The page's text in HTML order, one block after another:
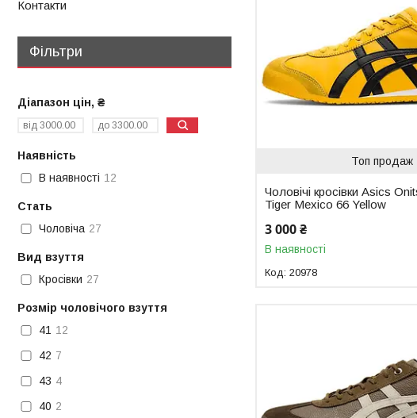
Топ продаж
Чоловічі кросівки Asics
Tiger Mexico 66 Yellow
3 000 ₴
В наявності
20978
Контакти
Фільтри
Діапазон цін, ₴
Наявність
В наявності 12
Стать
Чоловіча 27
Вид взуття
Кросівки 27
Розмір чоловічого взуття
41 12
42 7
43 4
40 2